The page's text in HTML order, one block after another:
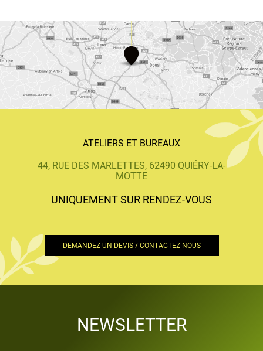
ATELIERS ET BUREAUX
44, RUE DES MARLETTES, 62490 QUIÉRY-LA-
MOTTE
UNIQUEMENT SUR RENDEZ-VOUS
DEMANDEZ UN DEVIS / CONTACTEZ-NOUS
NEWSLETTER